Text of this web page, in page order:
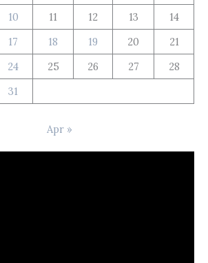
10 11 12 13
14
17 18 19 20
21
24 25 26 27
28
31
Apr »